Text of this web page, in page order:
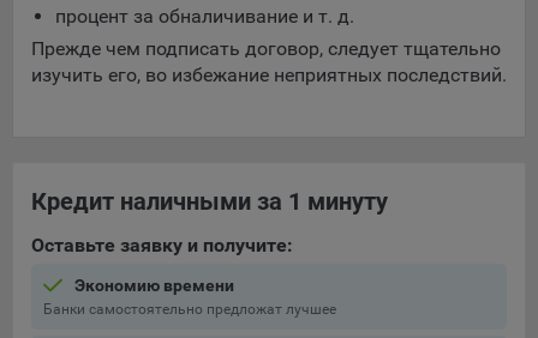
процент за обналичивание и т. д.
Прежде чем подписать договор, следует тщательно
изучить его, во избежание неприятных последствий.
Кредит наличными за 1 минуту
Оставьте заявку и получите:
Экономию времени
Банки самостоятельно предложат лучшее